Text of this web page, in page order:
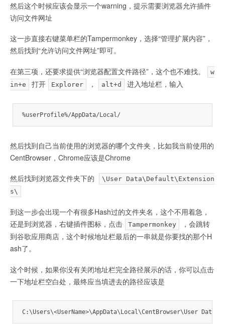
然后这个时候应该会显示一个warning，提示需要浏览器允许插件
访问文件网址
这一步直接右键菜单栏的Tampermonkey，选择“管理扩展内容”，
然后找到“允许访问文件网址”即可。
在第三项，还要求提供“浏览器配置文件路径”，这个也不难找。
w
in+e
打开 Explorer ， alt+d 进入地址栏，输入
%userProfile%/AppData/Local/
然后找到自己当前使用的浏览器的哪个文件夹，比如我当前使用的
CentBrowser，Chrome应该是Chrome
然后找到浏览器文件夹下的
\User Data\Default\Extension
s\
到这一步会出现一个有很多Hash过的文件夹名，这个不用着急，
还是到浏览器，右键插件图标，点击
Tampermonkey
，会跳转
到谷歌应用商店，这个时候地址栏最后的一串就是你要找的那个H
ash了。
这个时候，如果你没有关闭地址栏完全路径展示的话，你可以点击
一下地址栏空白处，最终应当填进去的路径应该是
C:\Users\<UserName>\AppData\Local\CentBrowser\User